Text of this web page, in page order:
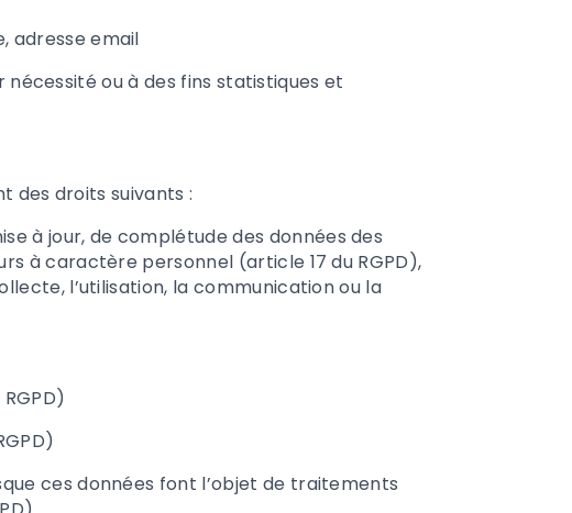
adresse email
ou à des fins statistiques et
des droits suivants :
à jour, de complétude des données des
à caractère personnel (article 17 du RGPD),
l’utilisation, la communication ou la
ces données font l’objet de traitements